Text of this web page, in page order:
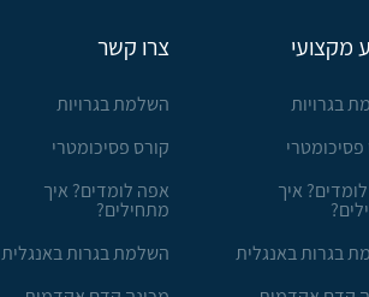
מקצועי
בגרויות
פסיכומטרי
איך
בגרות באנגלית
צרו קשר
השלמת בגרויות
קורס פסיכומטרי
אפה לומדים? איך
מתחילים?
השלמת בגרות באנגלית